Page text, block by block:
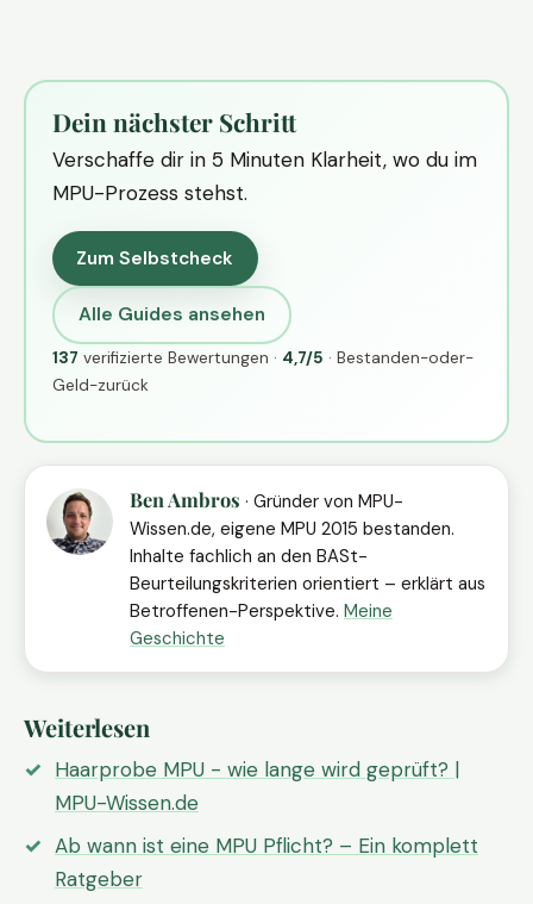
Dein nächster Schritt
Verschaffe dir in 5 Minuten Klarheit, wo du im
MPU-Prozess stehst.
Zum Selbstcheck
Alle Guides ansehen
137 verifizierte Bewertungen · 4,7/5 · Bestanden-oder-
Geld-zurück
Ben Ambros · Gründer von MPU-
Wissen.de, eigene MPU 2015 bestanden.
Inhalte fachlich an den BASt-
Beurteilungskriterien orientiert – erklärt aus
Betroffenen-Perspektive. Meine
Geschichte
Weiterlesen
Haarprobe MPU - wie lange wird geprüft? |
MPU-Wissen.de
Ab wann ist eine MPU Pflicht? – Ein komplett
Ratgeber